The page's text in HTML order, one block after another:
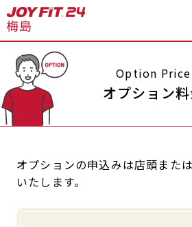
店舗トップ
会員様へのお知らせ入会のお手続きをする
Option Price
オプション
オプションの申込みは店頭また
いたします。